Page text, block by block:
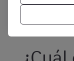
página web